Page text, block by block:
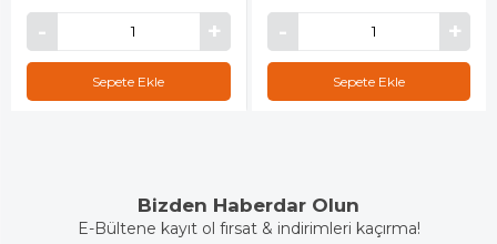
Sepete Ekle Sepete Ekle
Bizden Haberdar Olun
E-Bültene kayıt ol fırsat & indirimleri kaçırma!